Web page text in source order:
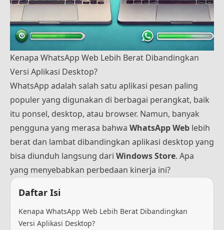
Kenapa WhatsApp Web Lebih Berat Dibandingkan
Versi Aplikasi Desktop?
WhatsApp adalah salah satu aplikasi pesan paling
populer yang digunakan di berbagai perangkat, baik
itu ponsel, desktop, atau browser. Namun, banyak
pengguna yang merasa bahwa WhatsApp Web lebih
berat dan lambat dibandingkan aplikasi desktop yang
bisa diunduh langsung dari Windows Store. Apa
yang menyebabkan perbedaan kinerja ini?
Daftar Isi
Kenapa WhatsApp Web Lebih Berat Dibandingkan
Versi Aplikasi Desktop?